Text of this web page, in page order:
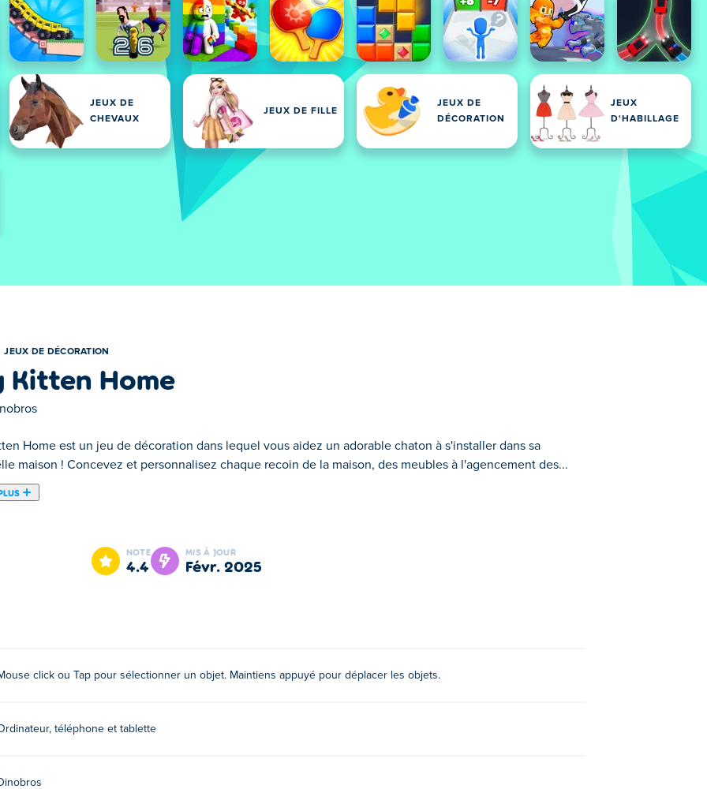
JEUX DE
CHEVAUX
JEUX DE FILLE
JEUX DE
DÉCORATION
JEUX
D'HABILLAGE
JEUX DE DÉCORATION
Kitten Home
Home est un jeu de décoration dans lequel vous aidez un adorable chaton à s'installer dans sa
maison ! Concevez et personnalisez chaque recoin de la maison, des meubles à l'agencement des...
lequel vous aidez un adorable chaton à s'installer dans sa nouvelle maison ! Concevez et
et transformez la maison douillette en un grand manoir ! Créez la maison de rêve parfaite pour votre
le paradis ultime pour chatons ?
sur Poki.
NOTE
4.4
MIS À JOUR
févr. 2025
click ou Tap pour sélectionner un objet. Maintiens appuyé pour déplacer les objets.
téléphone et tablette